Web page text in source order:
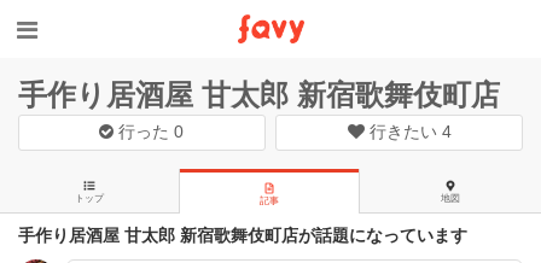
手作り居酒屋 甘太郎 新宿歌舞伎町店
行った0 行きたい 4
トップ 記事 地図
手作り居酒屋 甘太郎 新宿歌舞伎町店が話題になっています